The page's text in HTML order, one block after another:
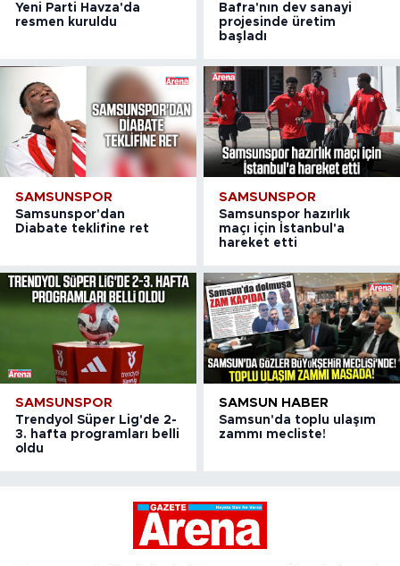
Yeni Parti Havza'da
resmen kuruldu
Bafra'nın dev sanayi
projesinde üretim
başladı
SAMSUNSPOR
Samsunspor'dan
Diabate teklifine ret
SAMSUNSPOR
Samsunspor hazırlık
maçı için İstanbul'a
hareket etti
SAMSUNSPOR
Trendyol Süper Lig'de 2-
3. hafta programları belli
oldu
SAMSUN HABER
Samsun'da toplu ulaşım
zammı mecliste!